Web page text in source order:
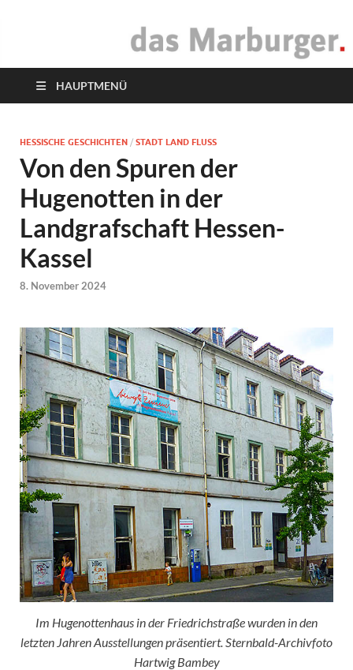
das Marburger.
HAUPTMENÜ
HESSISCHE GESCHICHTEN / STADT LAND FLUSS
Von den Spuren der
Hugenotten in der
Landgrafschaft Hessen-
Kassel
8. November 2024
Im Hugenottenhaus in der Friedrichstraße wurden in den
letzten Jahren Ausstellungen präsentiert. Sternbald-Archivfoto
Hartwig Bambey